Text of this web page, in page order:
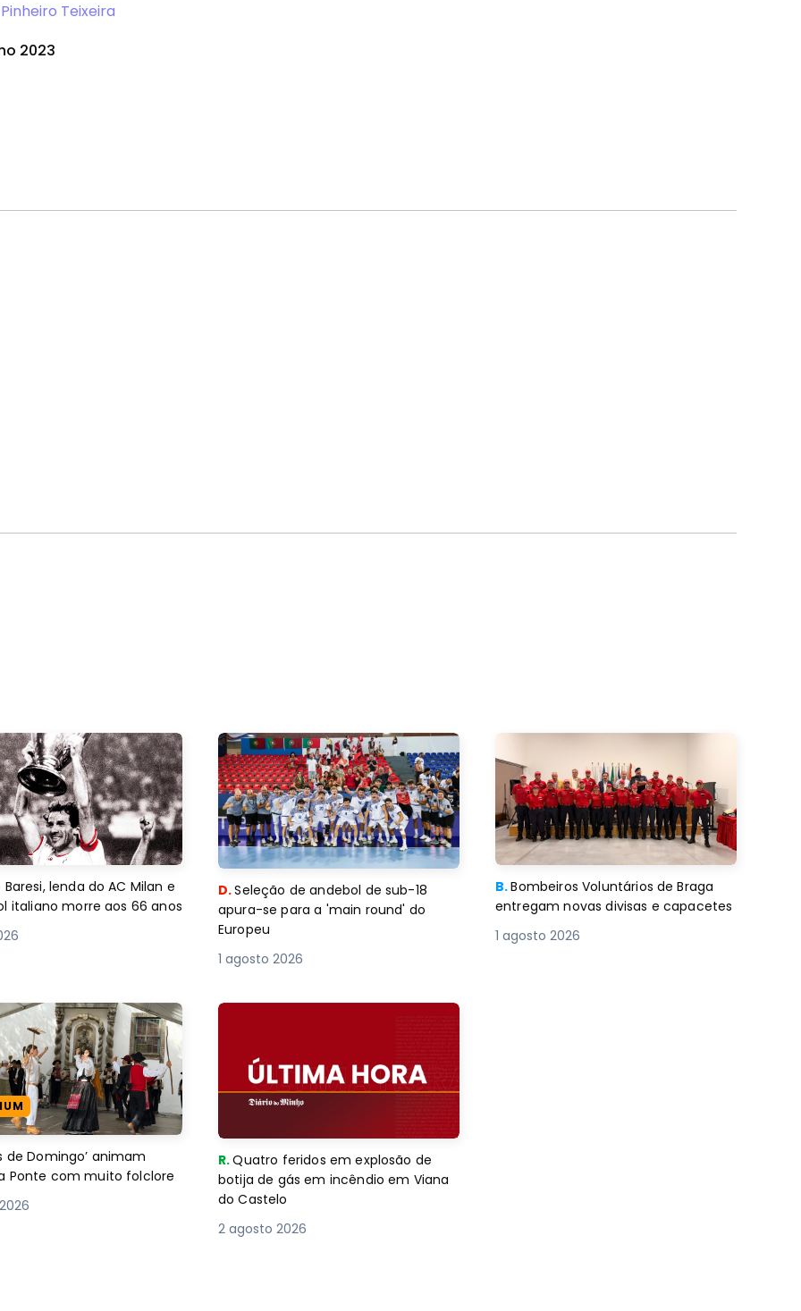
Teixeira
2023
Baresi, lenda do AC Milan e
italiano morre aos 66 anos
D.Seleção de andebol de sub-18
apura-se para a 'main round' do
Europeu
1 agosto 2026
B.Bombeiros Voluntários de Braga
entregam novas divisas e capacetes
1 agosto 2026
de Domingo’ animam
Ponte com muito folclore
R.Quatro feridos em explosão de
botija de gás em incêndio em Viana
do Castelo
2 agosto 2026